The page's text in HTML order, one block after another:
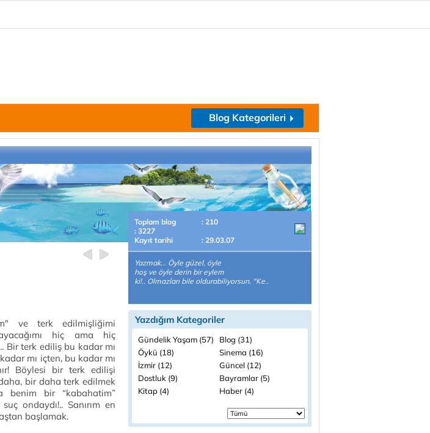
Blog Kategorileri
ve terk edilmişliğimi
hiç ama hiç
Bir terk ediliş bu kadar mı
mı içten, bu kadar mı
Böylesi bir terk edilişi
bir daha terk edilmek
benim bir “kabahatim”
ondaydı!.. Sanırım en
başlamak.
Toplam blog
: 210
: 3227
Kayıt tarihi
: 29.03.07
Yazmak... Öyle güzel, öyle
hoş ve öyle derin bir eylem
ki!.. Olmazları bile oldurabiliyorsun. "Ke..
Yazdığım Kategoriler
Gündelik Yaşam (57)
Blog (31)
Öykü (18)
Sinema (16)
İzmir (12)
Güncel (12)
Dostluk (9)
Bayramlar (5)
Kitap (4)
Haber (4)